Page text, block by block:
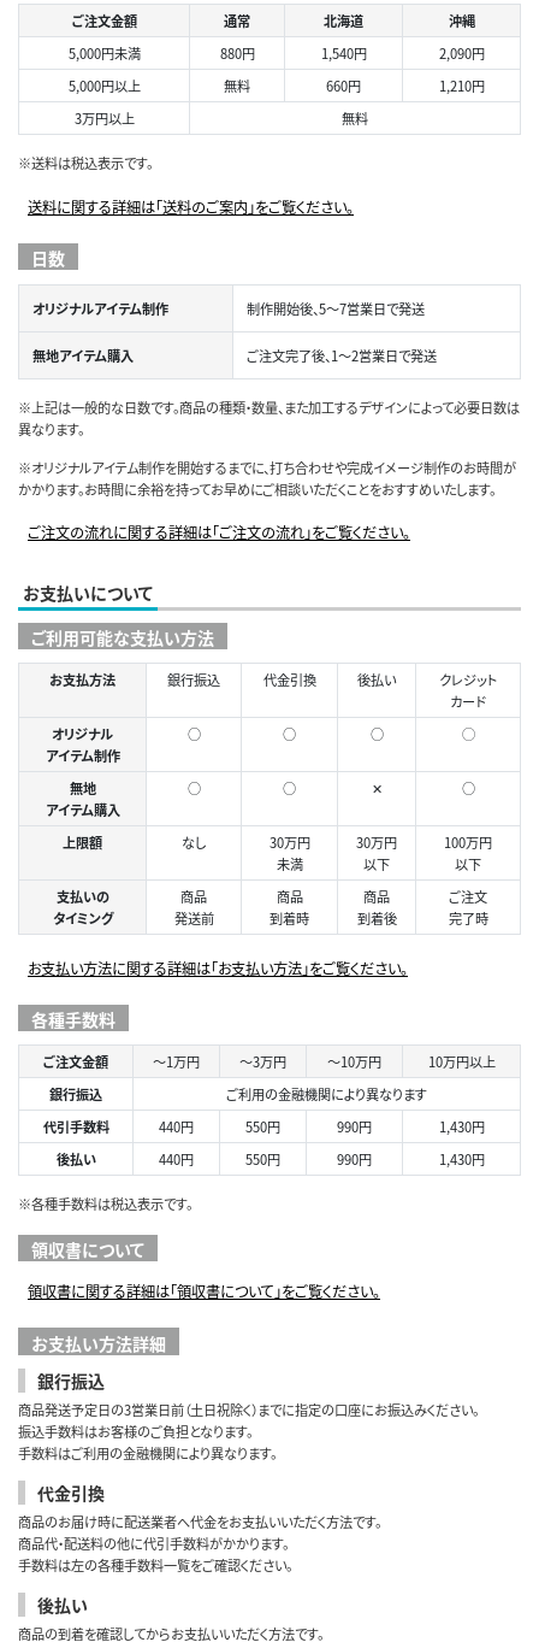
ご注文金額 通常 北海道
沖縄
5,000円未満
880円 1,540円
2,090円
5,000円以上
無料 660円
1,210円
3万円以上
無料
※送料は税込表示です。
送料に関する詳細は「送料のご案内」をご覧ください。
日数
オリジナルアイテム制作 制作開始後、5～7営業日で発送
無地アイテム購入 ご注文完了後、1～2営業日で発送
※上記は一般的な日数です。商品の種類・数量、また加工するデザインによって必要日数は
異なります。
※オリジナルアイテム制作を開始するまでに、打ち合わせや完成イメージ制作のお時間が
かかります。お時間に余裕を持ってお早めにご相談いただくことをおすすめいたします。
ご注文の流れに関する詳細は「ご注文の流れ」をご覧ください。
お支払いについて
ご利用可能な支払い方法
お支払方法 銀行振込 代金引換 後払い
クレジット
カード
オリジナル
アイテム制作
○ ○ ○ ◯
無地
アイテム購入
○ ○ ✕ ○
上限額 なし
30万円
未満
30万円
以下
100万円
以下
支払いの
タイミング
商品
発送前
商品
到着時
商品
到着後
ご注文
完了時
お支払い方法に関する詳細は「お支払い方法」をご覧ください。
各種手数料
ご注文金額 ～1万円 ～3万円 ～10万円
10万円以上
銀行振込
ご利用の金融機関により異なります
代引手数料
440円 550円 990円
1,430円
後払い
440円 550円 990円 1,430円
※各種手数料は税込表示です。
領収書について
領収書に関する詳細は「領収書について」をご覧ください。
お支払い方法詳細
銀行振込
商品発送予定日の3営業日前（土日祝除く）までに指定の口座にお振込みください。
振込手数料はお客様のご負担となります。
手数料はご利用の金融機関により異なります。
代金引換
商品のお届け時に配送業者へ代金をお支払いいただく方法です。
商品代・配送料の他に代引手数料がかかります。
手数料は左の各種手数料一覧をご確認ください。
後払い
商品の到着を確認してからお支払いいただく方法です。